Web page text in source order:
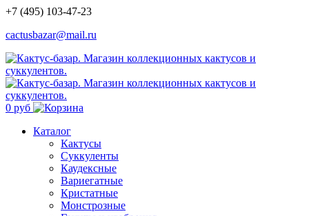
+7 (495) 103-47-23
cactusbazar@mail.ru
0 руб
Каталог
Кактусы
Суккуленты
Каудексные
Вариегатные
Кристатные
Монстрозные